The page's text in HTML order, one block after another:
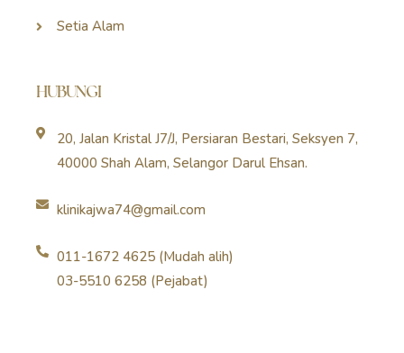
Setia Alam
HUBUNGI
20, Jalan Kristal J7/J, Persiaran Bestari, Seksyen 7,
40000 Shah Alam, Selangor Darul Ehsan.
klinikajwa74@gmail.com
011-1672 4625 (Mudah alih)
03-5510 6258 (Pejabat)